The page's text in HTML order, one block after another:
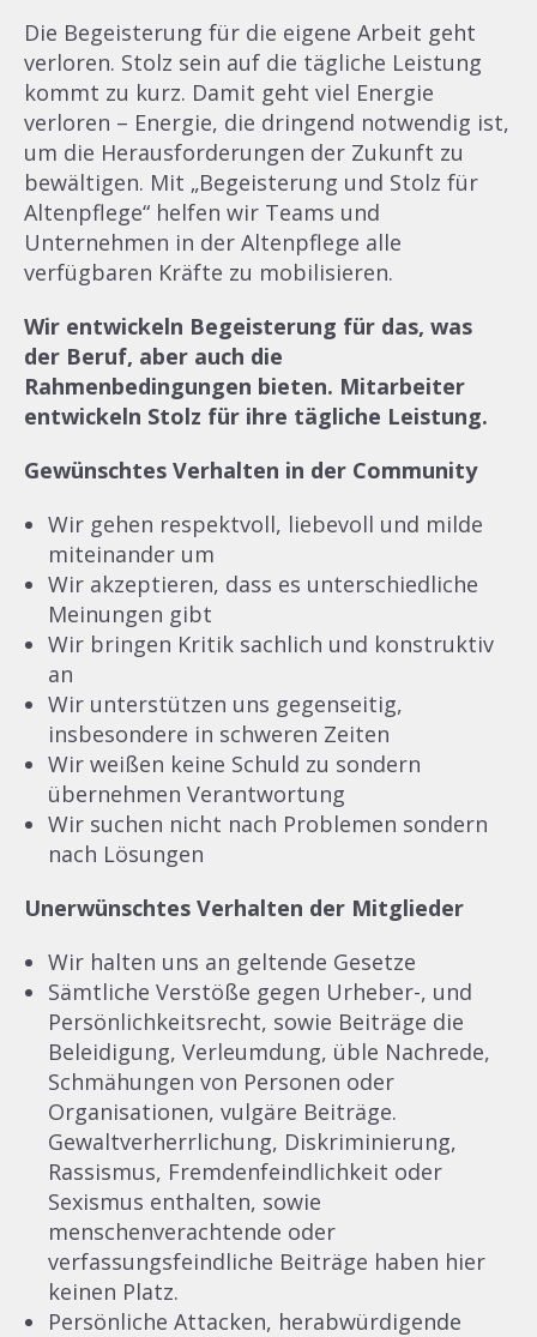
Die Begeisterung für die eigene Arbeit geht
verloren. Stolz sein auf die tägliche Leistung
kommt zu kurz. Damit geht viel Energie
verloren – Energie, die dringend notwendig ist,
um die Herausforderungen der Zukunft zu
bewältigen. Mit „Begeisterung und Stolz für
Altenpflege“ helfen wir Teams und
Unternehmen in der Altenpflege alle
verfügbaren Kräfte zu mobilisieren.
Wir entwickeln Begeisterung für das, was
der Beruf, aber auch die
Rahmenbedingungen bieten. Mitarbeiter
entwickeln Stolz für ihre tägliche Leistung.
Gewünschtes Verhalten in der Community
Wir gehen respektvoll, liebevoll und milde
miteinander um
Wir akzeptieren, dass es unterschiedliche
Meinungen gibt
Wir bringen Kritik sachlich und konstruktiv
an
Wir unterstützen uns gegenseitig,
insbesondere in schweren Zeiten
Wir weißen keine Schuld zu sondern
übernehmen Verantwortung
Wir suchen nicht nach Problemen sondern
nach Lösungen
Unerwünschtes Verhalten der Mitglieder
Wir halten uns an geltende Gesetze
Sämtliche Verstöße gegen Urheber-, und
Persönlichkeitsrecht, sowie Beiträge die
Beleidigung, Verleumdung, üble Nachrede,
Schmähungen von Personen oder
Organisationen, vulgäre Beiträge.
Gewaltverherrlichung, Diskriminierung,
Rassismus, Fremdenfeindlichkeit oder
Sexismus enthalten, sowie
menschenverachtende oder
verfassungsfeindliche Beiträge haben hier
keinen Platz.
Persönliche Attacken, herabwürdigende